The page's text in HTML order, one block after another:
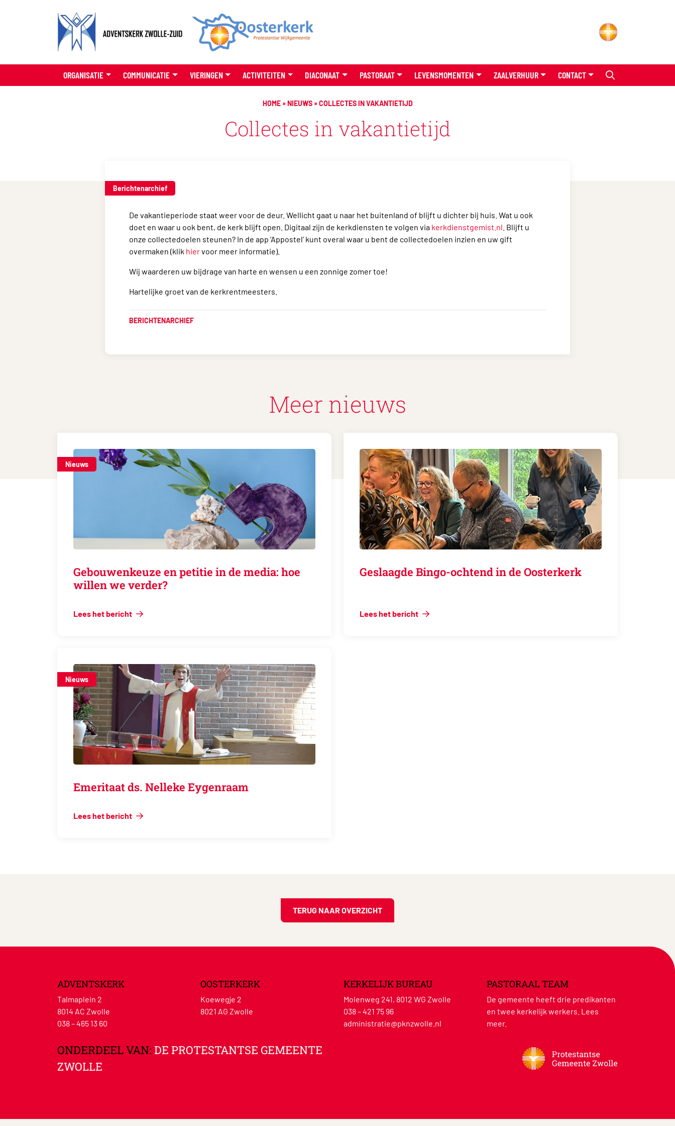
ORGANISATIE COMMUNICATIE VIERINGEN ACTIVITEITEN DIACONAAT PASTORAAT LEVENSMOMENTEN ZAALVERHUUR CONTACT
HOME»NIEUWS»COLLECTES IN VAKANTIETIJD
Collectes in vakantietijd
Berichtenarchief
De vakantieperiode staat weer voor de deur. Wellicht gaat u naar het buitenland of blijft u dichter bij huis. Wat u ook
doet en waar u ook bent, de kerk blijft open. Digitaal zijn de kerkdiensten te volgen via kerkdienstgemist.nl . Blijft u
onze collectedoelen steunen? In de app ‘Appostel’ kunt overal waar u bent de collectedoelen inzien en uw gift
overmaken (klik hiervoor meer informatie).
Wij waarderen uw bijdrage van harte en wensen u een zonnige zomer toe!
Hartelijke groet van de kerkrentmeesters.
BERICHTENARCHIEF
Meer nieuws
Nieuws
Gebouwenkeuze en petitie in de media: hoe
willen we verder?
Lees het bericht
Geslaagde Bingo-ochtend in de Oosterkerk
Lees het bericht
Nieuws
Emeritaat ds. Nelleke Eygenraam
Lees het bericht
TERUG NAAR OVERZICHT
ADVENTSKERK
Talmaplein 2
8014 AC Zwolle
038 – 465 13 60
OOSTERKERK
Koewegje 2
8021 AG Zwolle
KERKELIJK BUREAU
Molenweg 241, 8012 WG Zwolle
038 – 421 75 96
administratie@pknzwolle.nl
PASTORAAL TEAM
De gemeente heeft drie predikanten
en twee kerkelijk werkers. Lees
meer.
ONDERDEEL VAN: DE PROTESTANTSE GEMEENTE
ZWOLLE